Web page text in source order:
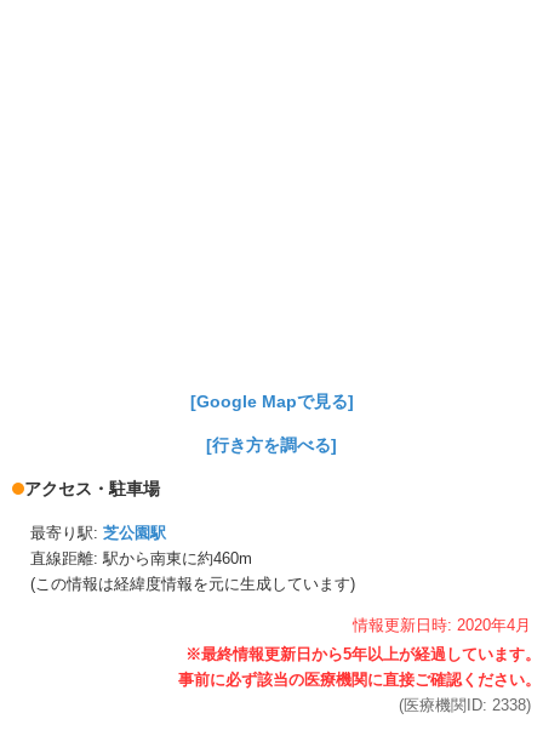
[Google Mapで見る]
[行き方を調べる]
アクセス・駐車場
最寄り駅: 芝公園駅
直線距離: 駅から南東に約460m
(この情報は経緯度情報を元に生成しています)
情報更新日時: 2020年4月
(医療機関ID: 2338)